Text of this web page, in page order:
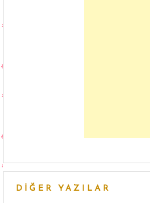
DIĞER YAZILAR